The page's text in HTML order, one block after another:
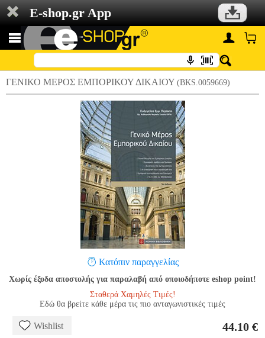
E-shop.gr App
ΓΕΝΙΚΟ ΜΕΡΟΣ ΕΜΠΟΡΙΚΟΥ ΔΙΚΑΙΟΥ (BKS.0059669)
Κατόπιν παραγγελίας
Χωρίς έξοδα αποστολής για παραλαβή από οποιοδήποτε eshop point!
Σταθερά Χαμηλές Τιμές!
Εδώ θα βρείτε κάθε μέρα τις πιο ανταγωνιστικές τιμές
Wishlist 44.10 €